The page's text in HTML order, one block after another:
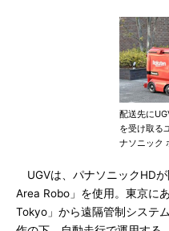
配送先に
を受け取る
ナソニック
UGVは、パナソニックHD
Area Robo」を使用。東京に
Tokyo」から遠隔管制システ